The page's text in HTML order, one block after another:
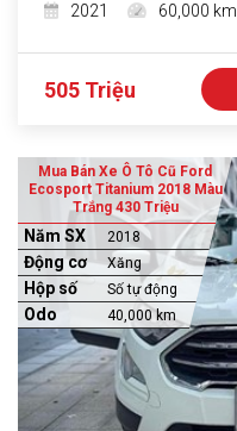
2021
60,000 km
505 Triệu
Mua Bán Xe Ô Tô Cũ Ford
Ecosport Titanium 2018 Màu
Trắng 430 Triệu
Năm SX 2018
Động cơ Xăng
Hộp số Số tự động
Odo 40,000 km